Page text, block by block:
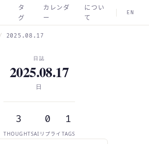
タ
グ
カレンダ
ー
につい
て
EN
2025.08.17
日誌
2025.08.17
日
3
THOUGHTS
0
AIリプライ
1
TAGS